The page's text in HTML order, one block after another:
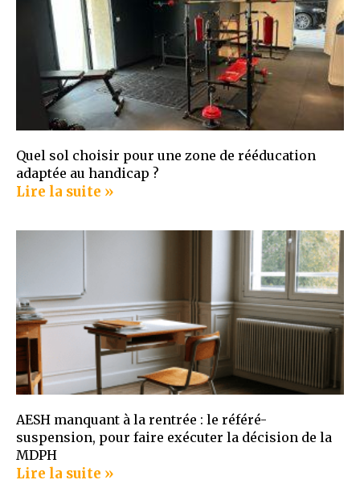
Quel sol choisir pour une zone de rééducation
adaptée au handicap ?
Lire la suite »
AESH manquant à la rentrée : le référé-
suspension, pour faire exécuter la décision de la
MDPH
Lire la suite »